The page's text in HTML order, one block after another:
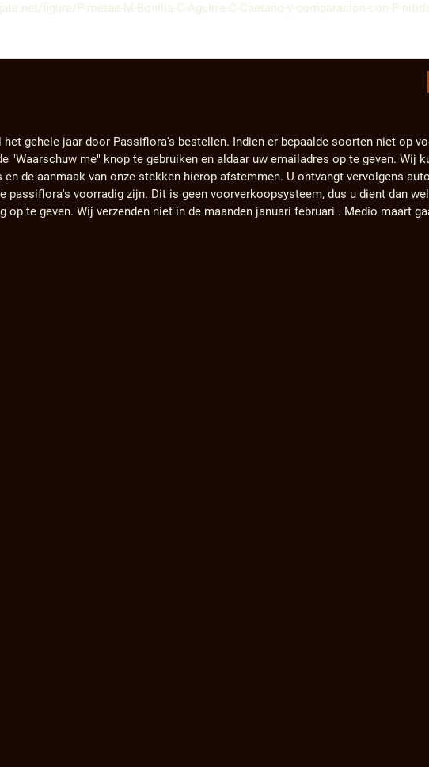
figure/P-metae-M-Bonilla-C-Aguirre-C-Caetano-y-comparacion-con-P-
het gehele jaar door Passiflora's bestellen. Indien er bepaalde soorten niet op
"Waarschuw me" knop te gebruiken en aldaar uw emailadres op te geven. Wij
de aanmaak van onze stekken hierop afstemmen. U ontvangt vervolgens
passiflora's voorradig zijn. Dit is geen voorverkoopsysteem, dus u dient dan
op te geven. Wij verzenden niet in de maanden januari februari . Medio maart